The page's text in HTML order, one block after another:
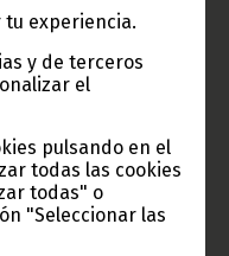
tu experiencia.
y de terceros
el
pulsando en el
todas las cookies
todas" o
"Seleccionar las
Ecuatorial